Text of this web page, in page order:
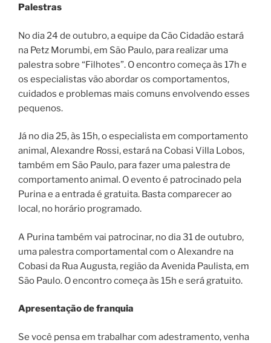
Palestras
No dia 24 de outubro, a equipe da Cão Cidadão estará
na Petz Morumbi, em São Paulo, para realizar uma
palestra sobre “Filhotes”. O encontro começa às 17h e
os especialistas vão abordar os comportamentos,
cuidados e problemas mais comuns envolvendo esses
pequenos.
Já no dia 25, às 15h, o especialista em comportamento
animal, Alexandre Rossi, estará na Cobasi Villa Lobos,
também em São Paulo, para fazer uma palestra de
comportamento animal. O evento é patrocinado pela
Purina e a entrada é gratuita. Basta comparecer ao
local, no horário programado.
A Purina também vai patrocinar, no dia 31 de outubro,
uma palestra comportamental com o Alexandre na
Cobasi da Rua Augusta, região da Avenida Paulista, em
São Paulo. O encontro começa às 15h e será gratuito.
Apresentação de franquia
Se você pensa em trabalhar com adestramento, venha